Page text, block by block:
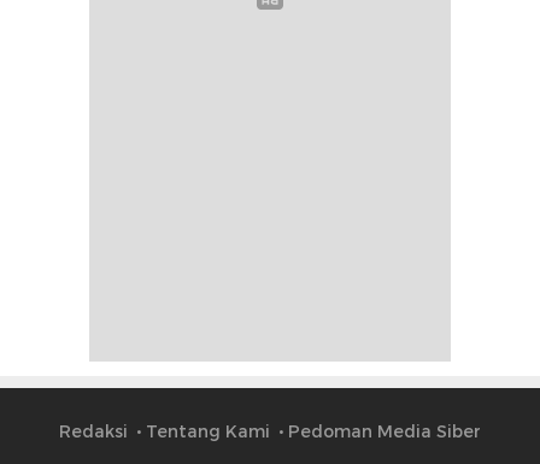
Redaksi Tentang Kami Pedoman Media Siber